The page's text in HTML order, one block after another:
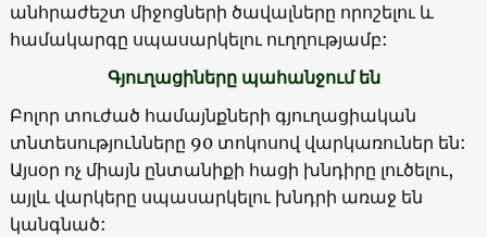
անհրաժեշտ միջոցների ծավալները որոշելու և
համակարգը սպասարկելու ուղղությամբ:
Գյուղացիները պահանջում են
Բոլոր տուժած համայնքների գյուղացիական
տնտեսությունները 90 տոկոսով վարկառուներ են:
Այսօր ոչ միայն ընտանիքի հացի խնդիրը լուծելու,
այլև վարկերը սպասարկելու խնդրի առաջ են
կանգնած: